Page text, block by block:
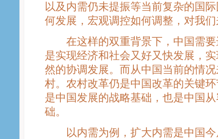
以及内需仍未提振等当前复杂的国
何发展，宏观调控如何调整，对我
在这样的双重背景下，中国需要
是实现经济和社会又好又快发展，
然的协调发展。而从中国当前的情
村。农村改革仍是中国改革的关键
是中国发展的战略基础，也是中国
础。
以内需为例，扩大内需是中国今